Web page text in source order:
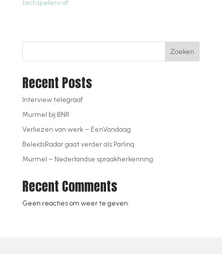
techspelers-af
Zoeken
Recent Posts
Interview telegraaf
Murmel bij BNR
Verliezen van werk – EenVandaag
BeleidsRadar gaat verder als Parlinq
Murmel – Nederlandse spraakherkenning
Recent Comments
Geen reacties om weer te geven.